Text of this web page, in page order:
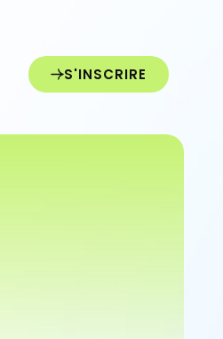
S'INSCRIRE